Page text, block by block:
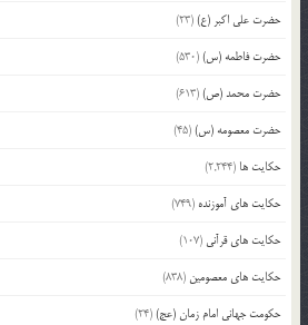
حضرت علی اکبر (ع)(23)
حضرت فاطمه (س)(530)
حضرت محمد (ص)(613)
حضرت معصومه (س)(45)
حکایت ها (2,244)
حکایت های آموزنده (749)
حکایت های قرآنی (107)
حکایت های معصومین (838)
حکومت جهانی امام زمان (عج)(24)